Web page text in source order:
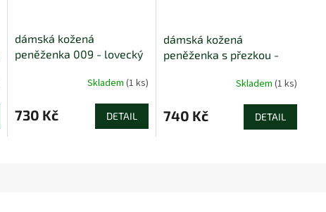
dámská kožená
peněženka 009 - lovecký
Skladem (1 ks)
730 Kč DETAIL
dámská kožená
peněženka s přezkou -
Skladem(1 ks)
740 Kč DETAIL